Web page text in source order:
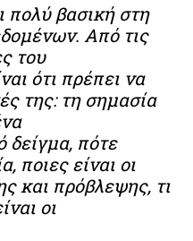
πολύ βασική στη
Από τις
του
ότι πρέπει να
της: τη σημασία
δείγμα, πότε
ποιες είναι οι
και πρόβλεψης, τι
οι